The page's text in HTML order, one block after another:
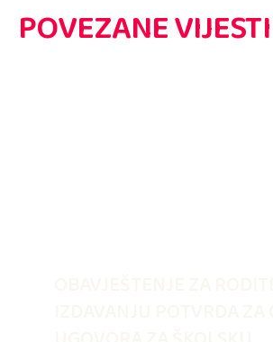
POVEZANE VIJESTI